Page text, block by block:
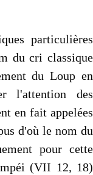
particulières
du cri classique
du Loup en
l'attention des
en fait appelées
d'où le nom du
pour cette
(VII 12, 18)